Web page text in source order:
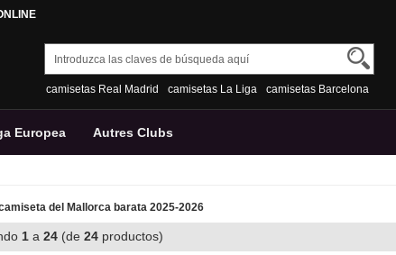
camisetas Real Madrid camisetas La Liga camisetas Barcelona
Europea Autres Clubs
del Mallorca barata 2025-2026
1 a 24 (de 24 productos)